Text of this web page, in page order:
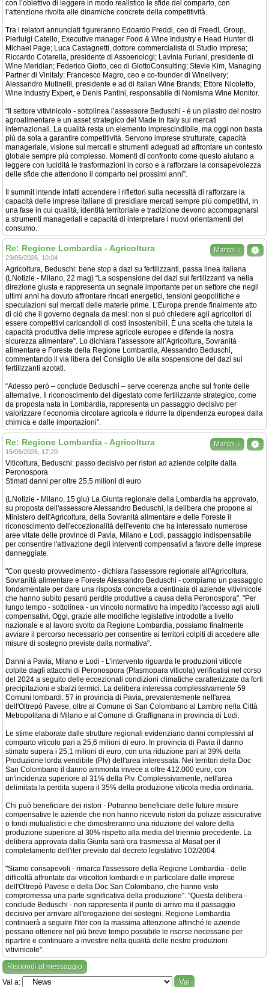
con l’obiettivo di leggere in modo realistico le sfide del comparto, con
l’attenzione rivolta alle dinamiche concrete della competitività.
Tra i relatori annunciati figureranno Edoardo Freddi, ceo di FreedL Group,
Pierluigi Catello, Executive manager Food & Wine Industry e Head Hunter di
Michael Page; Luca Castagnetti, dottore commercialista di Studio Impresa;
Riccardo Cotarella, presidente di Assoenologi; Lavinia Furlani, presidente di
Wine Meridian; Federico Giotto, ceo di GiottoConsulting; Stevie Kim, Managing
Partner di Vinitaly; Francesco Magro, ceo e co-founder di Winelivery;
Alessandro Mutinelli, presidente e ad di Italian Wine Brands; Ettore Nicoletto,
Wine Industry Expert, e Denis Pantini, responsabile di Nomisma Wine Monitor.
“Il settore vitivinicolo - sottolinea l’assessore Beduschi - è un pilastro del nostro
agroalimentare e un asset strategico del Made in Italy sui mercati
internazionali. La qualità resta un elemento imprescindibile, ma oggi non basta
più da sola a garantire competitività. Servono imprese strutturate, capacità
manageriale, visione sui mercati e strumenti adeguati ad affrontare un contesto
globale sempre più complesso. Momenti di confronto come questo aiutano a
leggere con lucidità le trasformazioni in corso e a rafforzare la consapevolezza
delle sfide che attendono il comparto nei prossimi anni”.
Il summit intende infatti accendere i riflettori sulla necessità di rafforzare la
capacità delle imprese italiane di presidiare mercati sempre più competitivi, in
una fase in cui qualità, identità territoriale e tradizione devono accompagnarsi
a strumenti manageriali e capacità di interpretare i nuovi orientamenti del
consumo.
Marco ↓
Re: Regione Lombardia - Agricoltura
23/05/2026, 10:04
Agricoltura, Beduschi: bene stop a dazi su fertilizzanti, passa linea italiana
(LNotizie - Milano, 22 mag) “La sospensione dei dazi sui fertilizzanti va nella
direzione giusta e rappresenta un segnale importante per un settore che negli
ultimi anni ha dovuto affrontare rincari energetici, tensioni geopolitiche e
speculazioni sui mercati delle materie prime. L’Europa prende finalmente atto
di ciò che il governo degnala da mesi: non si può chiedere agli agricoltori di
essere competitivi caricandoli di costi insostenibili. È una scelta che tutela la
capacità produttiva delle imprese agricole europee e difende la nostra
sicurezza alimentare”. Lo dichiara l’assessore all’Agricoltura, Sovranità
alimentare e Foreste della Regione Lombardia, Alessandro Beduschi,
commentando il via libera del Consiglio Ue alla sospensione dei dazi sui
fertilizzanti azotati.
“Adesso però – conclude Beduschi – serve coerenza anche sul fronte delle
alternative. Il riconoscimento del digestato come fertilizzante strategico, come
da proposta nata in Lombardia, rappresenta un passaggio decisivo per
valorizzare l’economia circolare agricola e ridurre la dipendenza europea dalla
chimica e dalle importazioni”.
Marco ↓
Re: Regione Lombardia - Agricoltura
15/06/2026, 17:20
Viticoltura, Beduschi: passo decisivo per ristori ad aziende colpite dalla
Peronospora
Stimati danni per oltre 25,5 milioni di euro
(LNotizie - Milano, 15 giu) La Giunta regionale della Lombardia ha approvato,
su proposta dell'assessore Alessandro Beduschi, la delibera che propone al
Ministero dell'Agricoltura, della Sovranità alimentare e delle Foreste il
riconoscimento dell'eccezionalità dell'evento che ha interessato numerose
aree vitate delle province di Pavia, Milano e Lodi, passaggio indispensabile
per consentire l'attivazione degli interventi compensativi a favore delle imprese
danneggiate.
"Con questo provvedimento - dichiara l'assessore regionale all'Agricoltura,
Sovranità alimentare e Foreste Alessandro Beduschi - compiamo un passaggio
fondamentale per dare una risposta concreta a centinaia di aziende vitivinicole
che hanno subito pesanti perdite produttive a causa della Peronospora". "Per
lungo tempo - sottolinea - un vincolo normativo ha impedito l'accesso agli aiuti
compensativi. Oggi, grazie alle modifiche legislative introdotte a livello
nazionale e al lavoro svolto da Regione Lombardia, possiamo finalmente
avviare il percorso necessario per consentire ai territori colpiti di accedere alle
misure di sostegno previste dalla normativa".
Danni a Pavia, Milano e Lodi - L'intervento riguarda le produzioni viticole
colpite dagli attacchi di Peronospora (Plasmopara viticola) verificatisi nel corso
del 2024 a seguito delle eccezionali condizioni climatiche caratterizzate da forti
precipitazioni e sbalzi termici. La delibera interessa complessivamente 59
Comuni lombardi: 57 in provincia di Pavia, prevalentemente nell'area
dell'Oltrepò Pavese, oltre al Comune di San Colombano al Lambro nella Città
Metropolitana di Milano e al Comune di Graffignana in provincia di Lodi.
Le stime elaborate dalle strutture regionali evidenziano danni complessivi al
comparto viticolo pari a 25,6 milioni di euro. In provincia di Pavia il danno
stimato supera i 25,1 milioni di euro, con una riduzione pari al 39% della
Produzione lorda vendibile (Plv) dell'area interessata. Nei territori della Doc
San Colombano il danno ammonta invece a oltre 412.000 euro, con
un'incidenza superiore al 31% della Plv. Complessivamente, nell'area
delimitata la perdita supera il 35% della produzione viticola media ordinaria.
Chi può beneficiare dei ristori - Potranno beneficiare delle future misure
compensative le aziende che non hanno ricevuto ristori da polizze assicurative
o fondi mutualistici e che dimostreranno una riduzione del valore della
produzione superiore al 30% rispetto alla media del triennio precedente. La
delibera approvata dalla Giunta sarà ora trasmessa al Masaf per il
completamento dell'iter previsto dal decreto legislativo 102/2004.
"Siamo consapevoli - rimarca l'assessore della Regione Lombardia - delle
difficoltà affrontate dai viticoltori lombardi e in particolare dalle imprese
dell'Oltrepò Pavese e della Doc San Colombano, che hanno visto
compromessa una parte significativa della produzione". "Questa delibera -
conclude Beduschi - non rappresenta il punto di arrivo ma il passaggio
decisivo per arrivare all'erogazione dei sostegni. Regione Lombardia
continuerà a seguire l'iter con la massima attenzione affinché le aziende
possano ottenere nel più breve tempo possibile le risorse necessarie per
ripartire e continuare a investire nella qualità delle nostre produzioni
vitivinicole".
Rispondi al messaggio
Vai a: